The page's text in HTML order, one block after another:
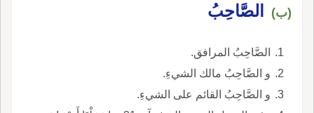
(ب) الصَّاحِبُ
الصَّاحِبُ المرافق.
و الصَّاحِبُ مالك الشيءِ.
و الصَّاحِبُ القائم على الشيءِ.